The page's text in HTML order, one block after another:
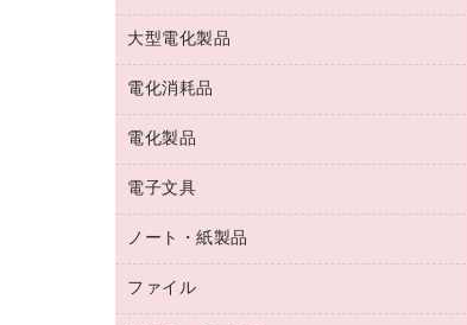
園芸用品
ペット用品
消臭・芳香剤
殺虫剤
飲食用消耗品
ハンドソープ・石鹸
トイレ用品
トイレ用洗剤
大型シュレッダー（共配）
レーザーポインター
ラミネートフィルム
ラミネータ
タイムレコーダー
シュレッダ
ＯＨＰ用品
大型電化製品
冷蔵庫・キッチン・調理家電
テレビ・ＡＶ機器
電化消耗品
電球・蛍光灯
乾電池・充電池
フィルム・カメラ用品
デスクライト
アルバム
電化製品
掃除機・クリーナー
空調・季節家電
その他電化製品
キッチン・調理家電
電子文具
電卓
ラベルテープ
ノート・紙製品
封筒
ファイル